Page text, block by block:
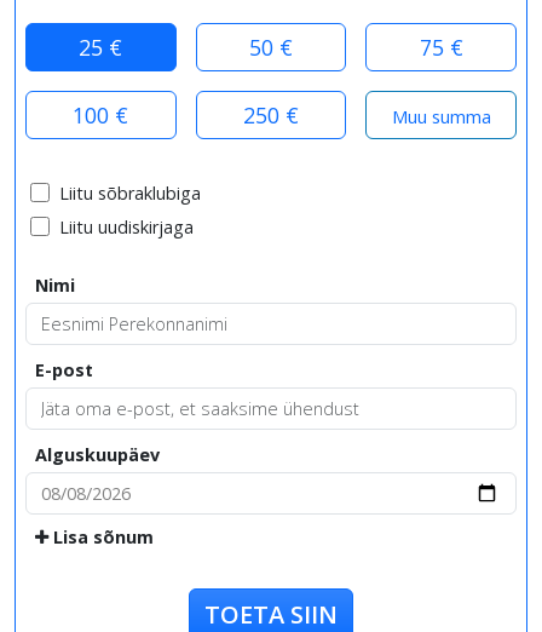
25 € 50 € 75 €
100 € 250 €
Liitu sõbraklubiga
Liitu uudiskirjaga
Nimi
E-post
Alguskuupäev
Lisa sõnum
TOETA SIIN